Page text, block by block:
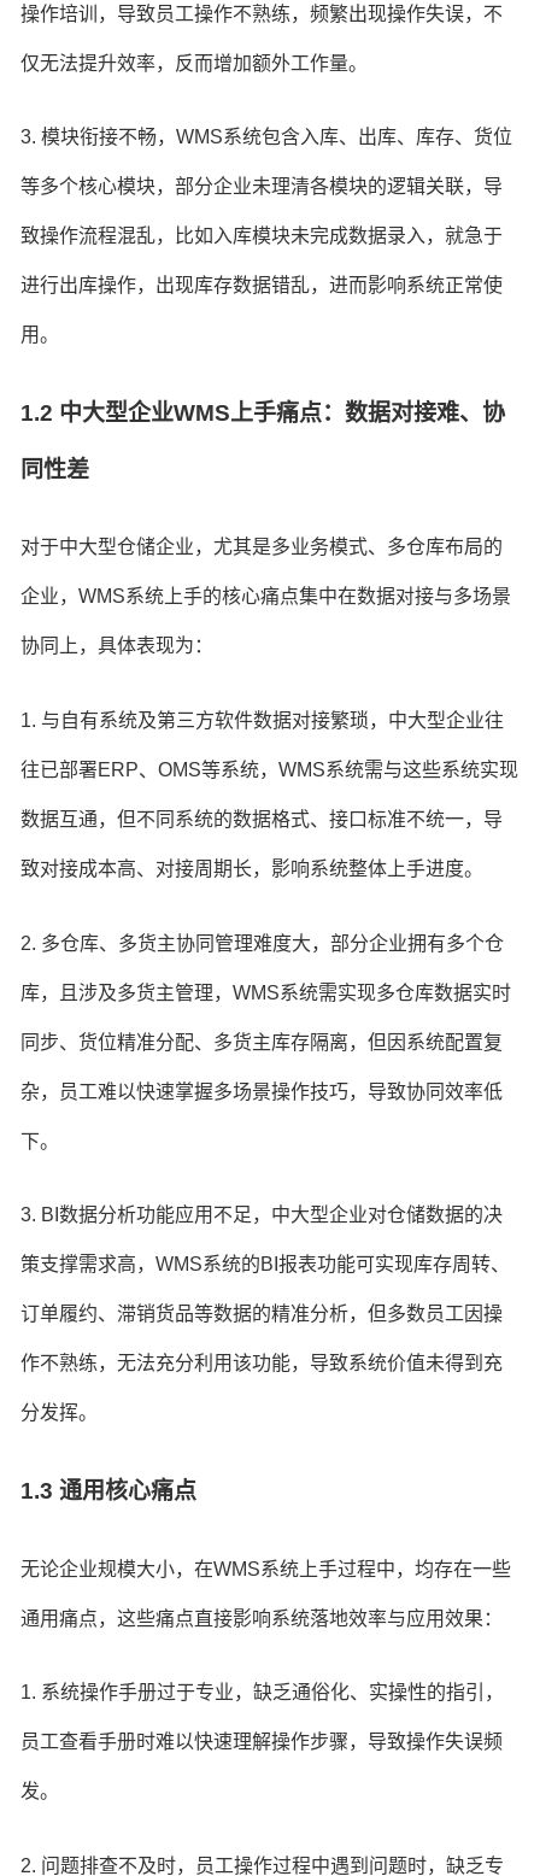
操作培训，导致员工操作不熟练，频繁出现操作失误，不
仅无法提升效率，反而增加额外工作量。
3. 模块衔接不畅，WMS系统包含入库、出库、库存、货位
等多个核心模块，部分企业未理清各模块的逻辑关联，导
致操作流程混乱，比如入库模块未完成数据录入，就急于
进行出库操作，出现库存数据错乱，进而影响系统正常使
用。
1.2 中大型企业WMS上手痛点：数据对接难、协
同性差
对于中大型仓储企业，尤其是多业务模式、多仓库布局的
企业，WMS系统上手的核心痛点集中在数据对接与多场景
协同上，具体表现为：
1. 与自有系统及第三方软件数据对接繁琐，中大型企业往
往已部署ERP、OMS等系统，WMS系统需与这些系统实现
数据互通，但不同系统的数据格式、接口标准不统一，导
致对接成本高、对接周期长，影响系统整体上手进度。
2. 多仓库、多货主协同管理难度大，部分企业拥有多个仓
库，且涉及多货主管理，WMS系统需实现多仓库数据实时
同步、货位精准分配、多货主库存隔离，但因系统配置复
杂，员工难以快速掌握多场景操作技巧，导致协同效率低
下。
3. BI数据分析功能应用不足，中大型企业对仓储数据的决
策支撑需求高，WMS系统的BI报表功能可实现库存周转、
订单履约、滞销货品等数据的精准分析，但多数员工因操
作不熟练，无法充分利用该功能，导致系统价值未得到充
分发挥。
1.3 通用核心痛点
无论企业规模大小，在WMS系统上手过程中，均存在一些
通用痛点，这些痛点直接影响系统落地效率与应用效果：
1. 系统操作手册过于专业，缺乏通俗化、实操性的指引，
员工查看手册时难以快速理解操作步骤，导致操作失误频
发。
2. 问题排查不及时，员工操作过程中遇到问题时，缺乏专